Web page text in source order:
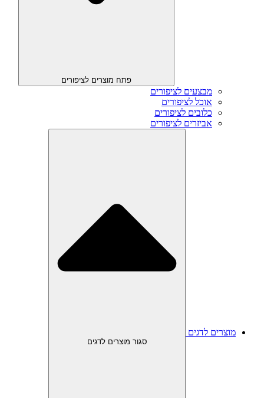
פתח מוצרים לציפורים
מבצעים לציפורים
אוכל לציפורים
כלובים לציפורים
אביזרים לציפורים
מוצרים לדגים
סגור מוצרים לדגים